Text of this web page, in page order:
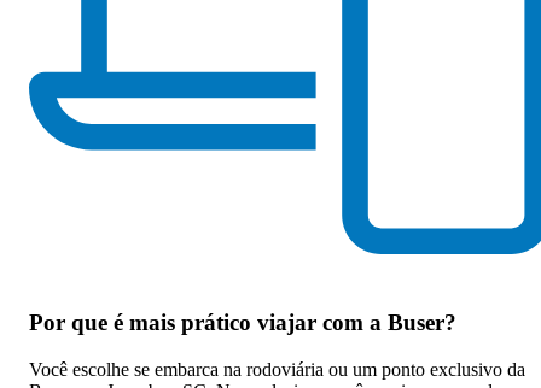
Por que é mais prático viajar com a Buser?
Você escolhe se embarca na rodoviária ou um ponto exclusivo da